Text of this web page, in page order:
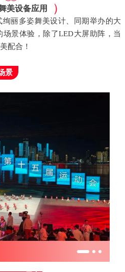
美设备应用 ）
丽多姿舞美设计、同期举办的大
景体验，除了LED大屏助阵，当
配合！
景